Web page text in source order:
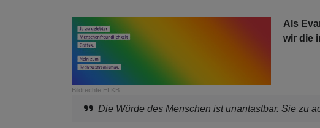
Bildrechte ELKB
Als
wir die
Die Würde des Menschen ist unantastbar. Sie zu